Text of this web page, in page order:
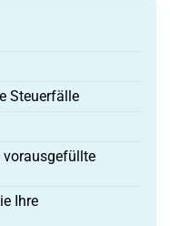
Steuerfälle
vorausgefüllte
Ihre